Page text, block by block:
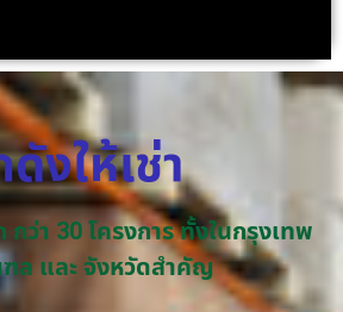
ดังให้เช่า
กว่า 30 โครงการ ทั้งในกรุงเทพ
ล และ จังหวัดสำคัญ